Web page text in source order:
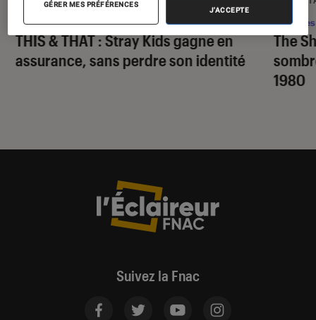
THIS & THAT: Stray Kids gagne en
assurance, sans perdre son identité
Musique • 07 août. 2026
The
1980
Séries
Suivez la Fnac
GÉRER MES PRÉFÉRENCES
J'ACCEPTE